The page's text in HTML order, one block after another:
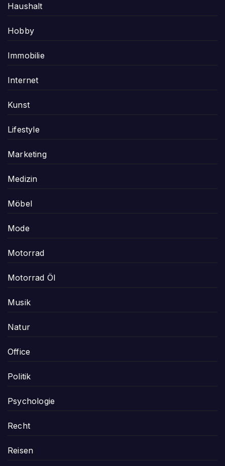
Haushalt
Hobby
Immobilie
Internet
Kunst
Lifestyle
Marketing
Medizin
Möbel
Mode
Motorrad
Motorrad Öl
Musik
Natur
Office
Politik
Psychologie
Recht
Reisen